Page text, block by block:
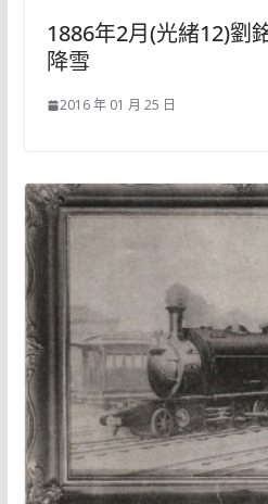
1886年2月(光緒12)劉
降雪
2016 年 01 月 25 日